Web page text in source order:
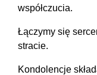
współczucia.
Łączymy się
stracie.
Kondolencje